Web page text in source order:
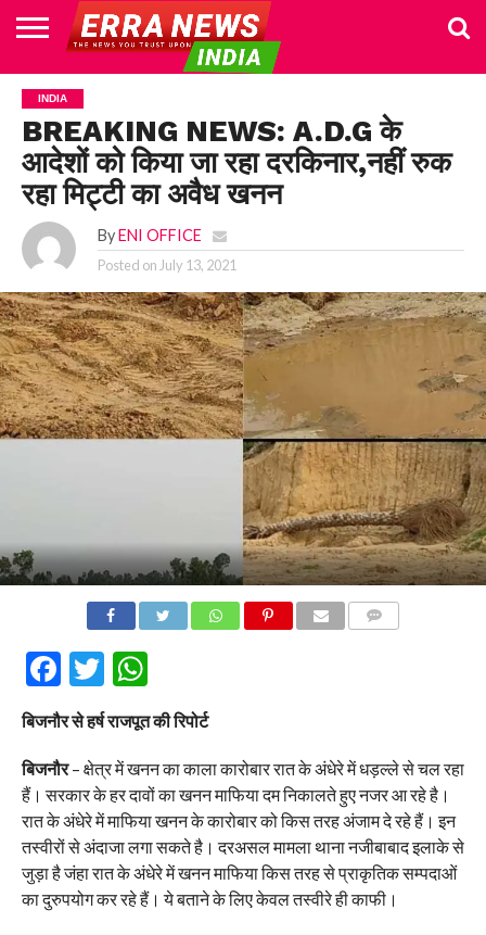
HOME
POLITICS
NEWS
BUSINESS
CULTURE
NATIONAL
SPORTS
LIFESTYLE
TRAVEL
OPINION
BREAKING
NEWS
ENTERTAINMENT
WORLD
CRIME
JOIN
US
INDIA
BREAKING NEWS: A.D.G के
आदेशों को किया जा रहा दरकिनार,नहीं रुक
रहा मिट्टी का अवैध खनन
By ENI OFFICE
Posted on July 13, 2021
Facebook
Twitter
WhatsApp
बिजनौर से हर्ष राजपूत की रिपोर्ट
बिजनौर– क्षेत्र में खनन का काला कारोबार रात के अंधेरे में धड़ल्ले से चल रहा
हैं। सरकार के हर दावों का खनन माफिया दम निकालते हुए नजर आ रहे है।
रात के अंधेरे में माफिया खनन के कारोबार को किस तरह अंजाम दे रहे हैं। इन
तस्वीरों से अंदाजा लगा सकते है। दरअसल मामला थाना नजीबाबाद इलाके से
जुड़ा है जंहा रात के अंधेरे में खनन माफिया किस तरह से प्राकृतिक सम्पदाओं
का दुरुपयोग कर रहे हैं। ये बताने के लिए केवल तस्वीरे ही काफी।